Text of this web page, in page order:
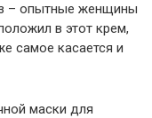
– опытные женщины
в этот крем,
самое касается и
маски для